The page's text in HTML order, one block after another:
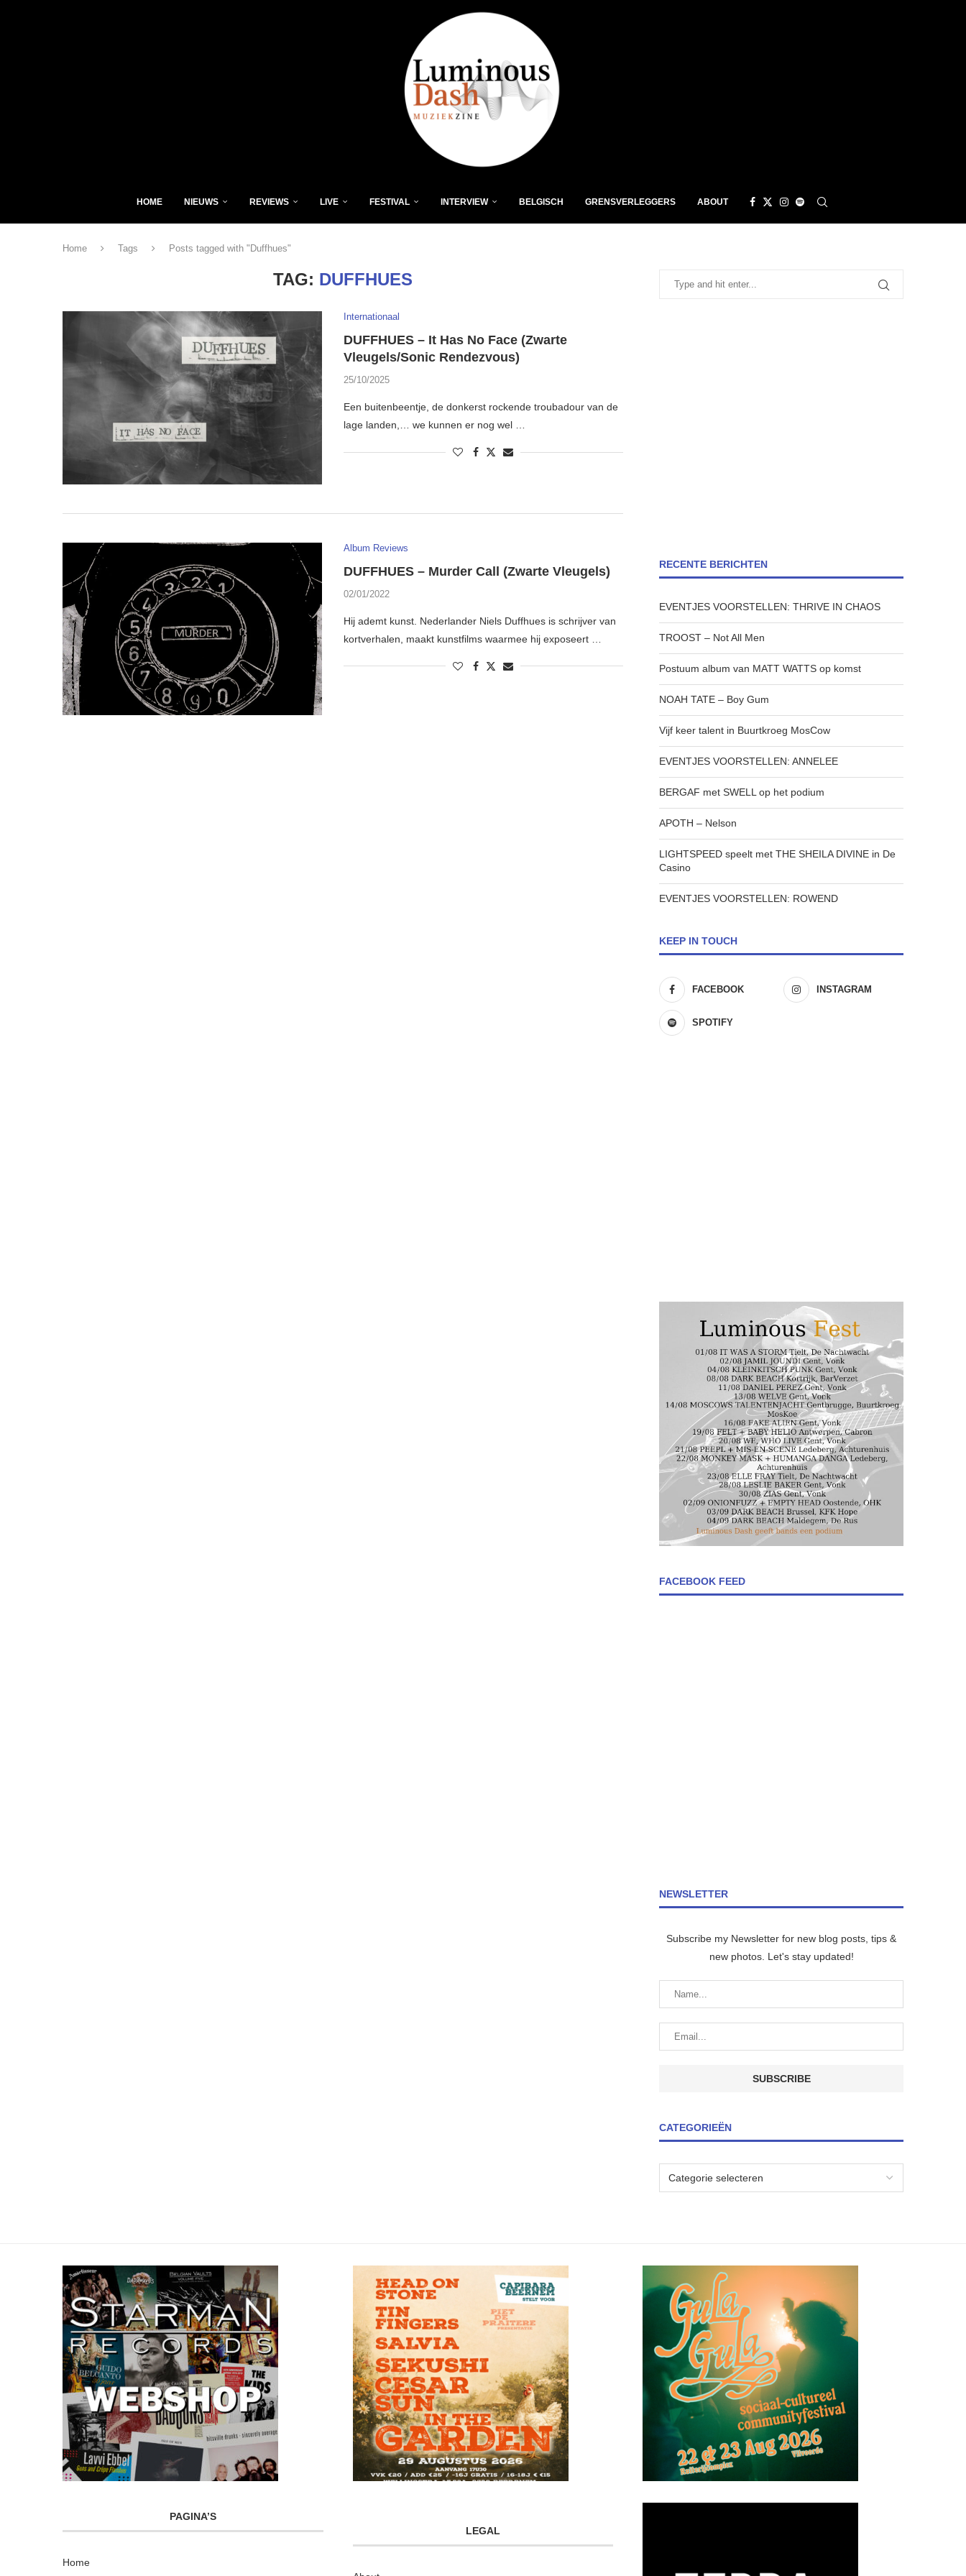
HOME NIEUWS REVIEWS LIVE FESTIVAL INTERVIEW BELGISCH GRENSVERLEGGERS ABOUT
Home Tags Posts tagged with "Duffhues"
TAG: DUFFHUES
Internationaal
DUFFHUES – It Has No Face (Zwarte
Vleugels/Sonic Rendezvous)
25/10/2025
Een buitenbeentje, de donkerst rockende troubadour van de
lage landen,… we kunnen er nog wel …
Album Reviews
DUFFHUES – Murder Call (Zwarte Vleugels)
02/01/2022
Hij ademt kunst. Nederlander Niels Duffhues is schrijver van
kortverhalen, maakt kunstfilms waarmee hij exposeert …
RECENTE BERICHTEN
EVENTJES VOORSTELLEN: THRIVE IN CHAOS
TROOST – Not All Men
Postuum album van MATT WATTS op komst
NOAH TATE – Boy Gum
Vijf keer talent in Buurtkroeg MosCow
EVENTJES VOORSTELLEN: ANNELEE
BERGAF met SWELL op het podium
APOTH – Nelson
LIGHTSPEED speelt met THE SHEILA DIVINE in De
Casino
EVENTJES VOORSTELLEN: ROWEND
KEEP IN TOUCH
FACEBOOK INSTAGRAM
SPOTIFY
FACEBOOK FEED
NEWSLETTER
Subscribe my Newsletter for new blog posts, tips &
new photos. Let's stay updated!
CATEGORIEËN
PAGINA’S
Home
LEGAL